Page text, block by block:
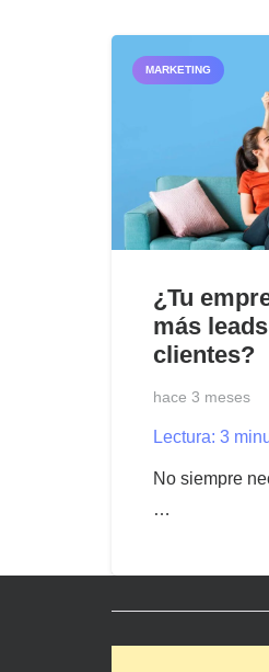
MARKETING
¿Tu
más
clientes?
hace 3 meses
Lectura: 3
No siempre
…